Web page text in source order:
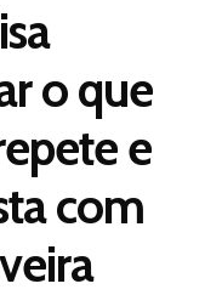
o que
e
com